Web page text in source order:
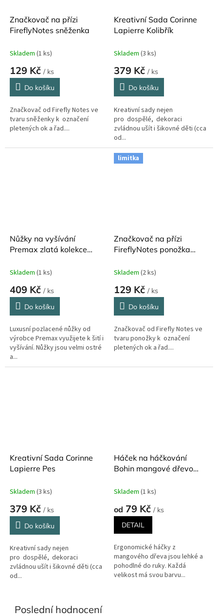
Značkovač na přízi
FireflyNotes sněženka
Skladem (1 ks)
129 Kč / ks
Do košíku
Značkovač od Firefly Notes ve
tvaru sněženky k označení
pletených ok a řad....
Kreativní Sada Corinne
Lapierre Kolibřík
Skladem (3 ks)
379 Kč / ks
Do košíku
Kreativní sady nejen
pro dospělé, dekoraci
zvládnou ušít i šikovné děti (cca
od...
Nůžky na vyšívání
Premax zlatá kolekce
Skladem (1 ks)
409 Kč / ks
Do košíku
Luxusní pozlacené nůžky od
výrobce Premax využijete k šití i
vyšívání. Nůžky jsou velmi ostré
a...
limitka
Značkovač na přízi
FireflyNotes ponožka
Skladem (2 ks)
129 Kč / ks
Do košíku
Značkovač od Firefly Notes ve
tvaru ponožky k označení
pletených ok a řad....
Kreativní Sada Corinne
Lapierre Pes
Skladem (3 ks)
379 Kč / ks
Do košíku
Kreativní sady nejen
pro dospělé, dekoraci
zvládnou ušít i šikovné děti (cca
od...
Háček na háčkování
Bohin mangové dřevo
Skladem (1 ks)
od 79 Kč / ks
DETAIL
Ergonomické háčky z
mangového dřeva jsou lehké a
pohodlné do ruky. Každá
velikost má svou barvu...
Poslední hodnocení